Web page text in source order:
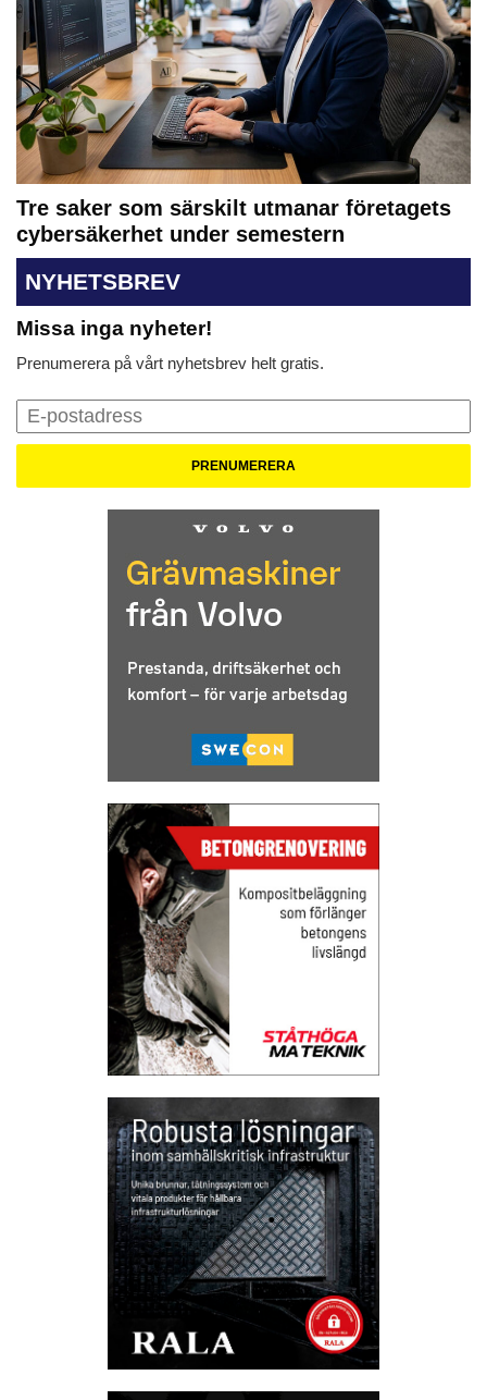
Tre saker som särskilt utmanar företagets
cybersäkerhet under semestern
NYHETSBREV
Missa inga nyheter!
Prenumerera på vårt nyhetsbrev helt gratis.